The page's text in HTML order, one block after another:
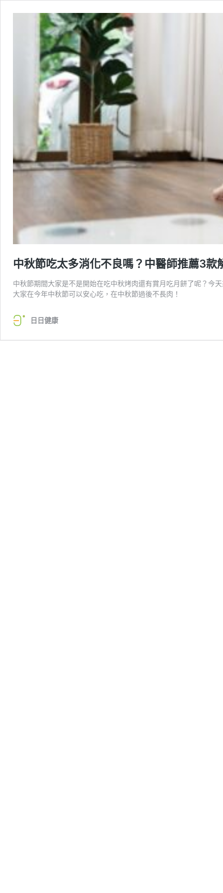
中秋節吃太多消化不良嗎？中醫師推薦3
中秋節期間大家是不是開始在吃中秋烤肉還有賞月吃月餅了呢？今
大家在今年中秋節可以安心吃，在中秋節過後不長肉！
日日健康